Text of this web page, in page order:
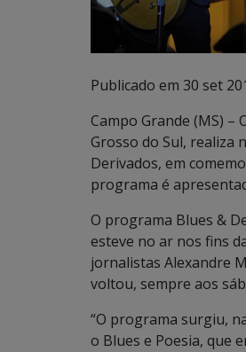
Publicado em 30 set
Campo Grande (MS) –
Grosso do Sul, realiza
Derivados, em
programa é
O programa Blues &
esteve no ar nos fins
jornalistas Alexandre
voltou, sempre aos
“O programa surgiu,
o Blues e Poesia, que